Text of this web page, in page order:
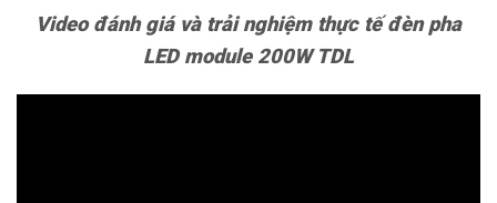
Video đánh giá và trải nghiệm thực tế đèn pha
LED module 200W TDL